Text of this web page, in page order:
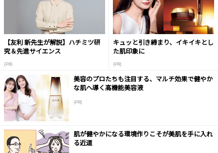
【友利 新先生が解説】ハチミツ研
究＆先進サイエンス
(PR)
キュッと引き締まり、イキイキとし
た肌印象に
(PR)
美容のプロたちも注目する、マルチ効果で健やか
な肌へ導く高機能美容液
(PR)
肌が健やかになる環境作りこそが美肌を手に入れ
る近道